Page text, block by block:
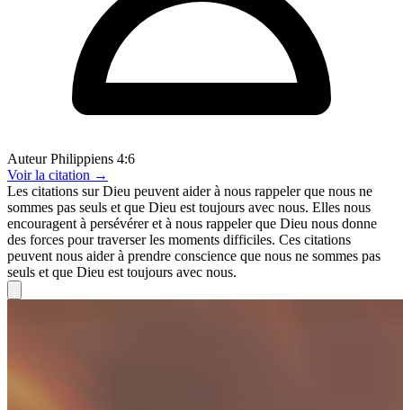
Auteur Philippiens 4:6
Voirla citation →
Les citations sur Dieu peuvent aider à nous rappeler que nous ne
sommes pas seuls et que Dieu est toujours avec nous. Elles nous
encouragent à persévérer et à nous rappeler que Dieu nous donne
des forces pour traverser les moments difficiles. Ces citations
peuvent nous aider à prendre conscience que nous ne sommes pas
seuls et que Dieu est toujours avec nous.